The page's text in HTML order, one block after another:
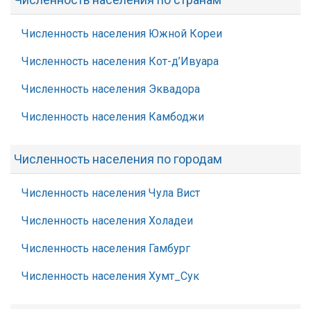
Численность населения Южной Кореи
Численность населения Кот-д’Ивуара
Численность населения Эквадора
Численность населения Камбоджи
Численность населения по городам
Численность населения Чула Вист
Численность населения Холадеи
Численность населения Гамбург
Численность населения Хумт_Сук